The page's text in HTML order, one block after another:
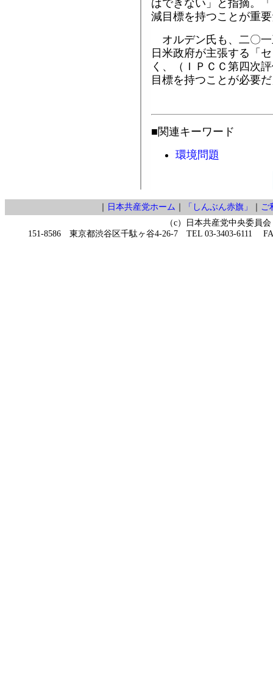
はできない」と指摘。
減目標を持つことが重
オルデン氏も、二〇
日米政府が主張する「
く、（ＩＰＣＣ第四次
目標を持つことが必要
■関連キーワード
環境問題
日本共産党ホーム 「しんぶん赤旗」
ご
（c）日本共産党中央委員会
151-8586 東京都渋谷区千駄ヶ谷4-26-7 TEL 03-3403-6111